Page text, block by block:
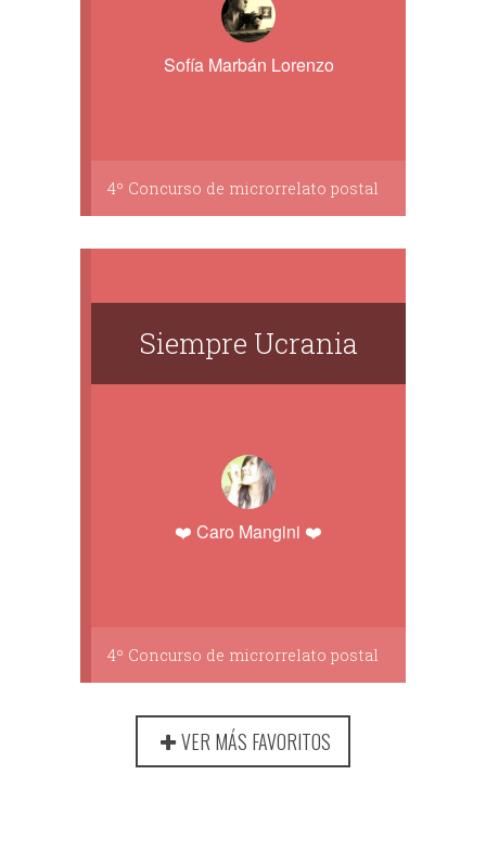
Sofía Marbán Lorenzo
4º Concurso de microrrelato postal
Siempre Ucrania
❤️ Caro Mangini ❤️
4º Concurso de microrrelato postal
VER MÁS FAVORITOS